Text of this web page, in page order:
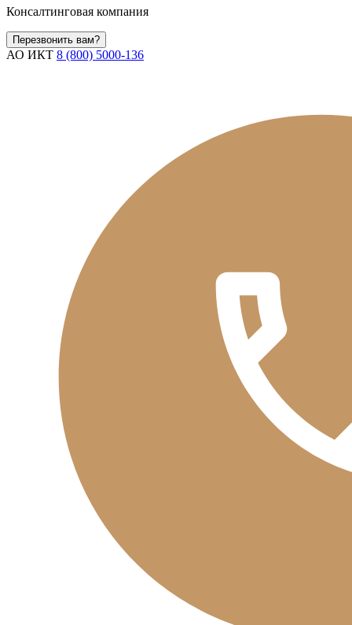
Консалтинговая компания
Перезвонить вам?
АО ИКТ 8 (800) 5000-136